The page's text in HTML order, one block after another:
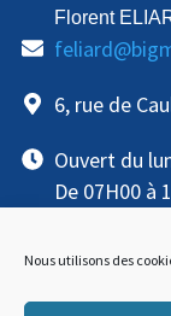
Nous utilisons des
Florent
6, rue de
Ouvert du
De 07H00 à